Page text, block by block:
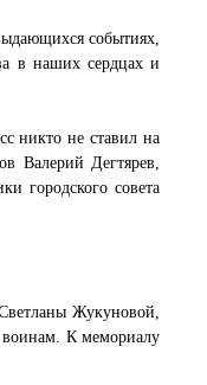
событиях,
в наших сердцах и
никто не ставил на
Валерий Дегтярев,
городского совета
Жукуновой,
воинам. К мемориалу